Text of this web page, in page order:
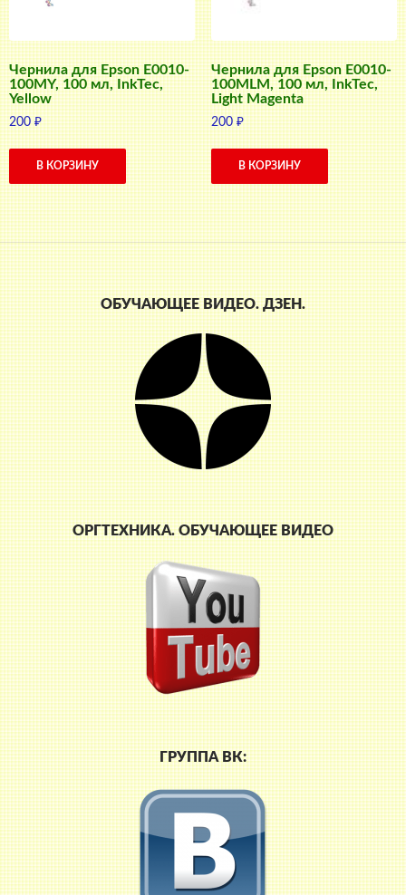
Чернила для Epson E0010-
100MY, 100 мл, InkTec,
Yellow
200₽
В КОРЗИНУ
Чернила для Epson E0010-
100MLM, 100 мл, InkTec,
Light Magenta
200₽
В КОРЗИНУ
ОБУЧАЮЩЕЕ ВИДЕО. ДЗЕН.
ОРГТЕХНИКА. ОБУЧАЮЩЕЕ ВИДЕО
ГРУППА ВК: